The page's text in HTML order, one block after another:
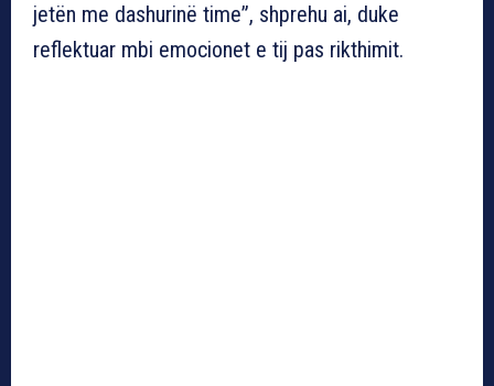
jetën me dashurinë time”, shprehu ai, duke
reflektuar mbi emocionet e tij pas rikthimit.